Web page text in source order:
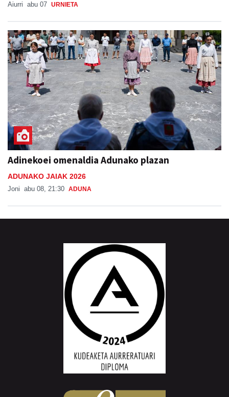
Aiurri abu 07 URNIETA
Adinekoei omenaldia Adunako plazan
ADUNAKO JAIAK 2026
Joni abu 08, 21:30 ADUNA